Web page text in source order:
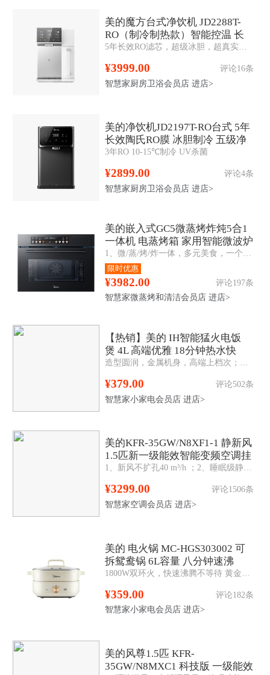
美的魔方台式净饮机 JD2288T-
RO（制冷制热款）智能控温 长
效RO膜 智控
¥3999.00
评论16条
智慧家厨房卫浴会员店 进店>
美的净饮机JD2197T-RO台式 5年
长效陶氏RO膜 冰胆制冷 五级净
滤
3年RO 10-15℃制冷 UV杀菌
¥2899.00
评论4条
智慧家厨房卫浴会员店 进店>
美的嵌入式GC5微蒸烤炸炖5合1
一体机 电蒸烤箱 家用智能微波炉
55L
限时优惠
¥3982.00
评论197条
智慧家微蒸烤和清洁会员店 进店>
【热销】美的 IH智能猛火电饭
煲 4L 高端优雅 18分钟热水快
煮 智能预约 MB-FB40P501
¥379.00
评论502条
智慧家小家电会员店 进店>
美的KFR-35GW/N8XF1-1 静新风
1.5匹新一级能效智能变频空调挂
机
¥3299.00
评论1506条
智慧家空调会员店 进店>
美的 电火锅 MC-HGS303002 可
拆鸳鸯锅 6L容量 八分钟速沸
¥359.00
评论182条
智慧家小家电会员店 进店>
美的风尊1.5匹 KFR-
35GW/N8MXC1 科技版 一级能效